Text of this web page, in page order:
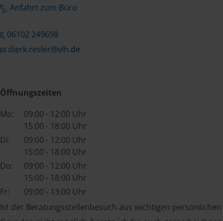
Anfahrt zum Büro
06102 249698
dierk.resler@vlh.de
Öffnungszeiten
Mo:
09:00 - 12:00 Uhr
15:00 - 18:00 Uhr
Di:
09:00 - 12:00 Uhr
15:00 - 18:00 Uhr
Do:
09:00 - 12:00 Uhr
15:00 - 18:00 Uhr
Fr:
09:00 - 13:00 Uhr
Ist der Beratungsstellenbesuch aus wichtigen persönlichen